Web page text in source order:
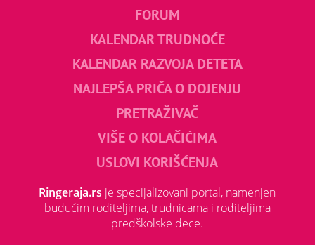
FORUM
KALENDAR TRUDNOĆE
KALENDAR RAZVOJA DETETA
NAJLEPŠA PRIČA O DOJENJU
PRETRAŽIVAČ
VIŠE O KOLAČIĆIMA
USLOVI KORIŠĆENJA
Ringeraja.rs je specijalizovani portal, namenjen
budućim roditeljima, trudnicama i roditeljima
predškolske dece.